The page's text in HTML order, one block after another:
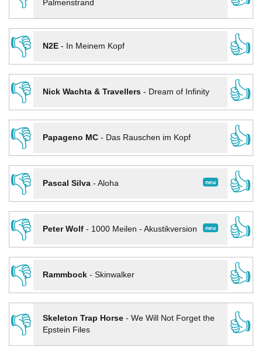
Palmenstrand
👎
N2E- In Meinem Kopf
👍
👎
Nick Wachta & Travellers- Dream of Infinity
👍
👎
Papageno MC- Das Rauschen im Kopf
👍
👎
neu
Pascal Silva- Aloha
👍
👎
neu
Peter Wolf- 1000 Meilen - Akustikversion
👍
👎
Rammbock- Skinwalker
👍
👎
Skeleton Trap Horse- We Will Not Forget the
Epstein Files
👍